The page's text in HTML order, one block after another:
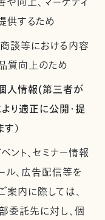
供するため
談等における内容
質向上のため
人情報(第三者が
り適正に公開・提
）
ント、セミナー情報
ル、広告配信等を
案内に際しては、
委託先に対し、個